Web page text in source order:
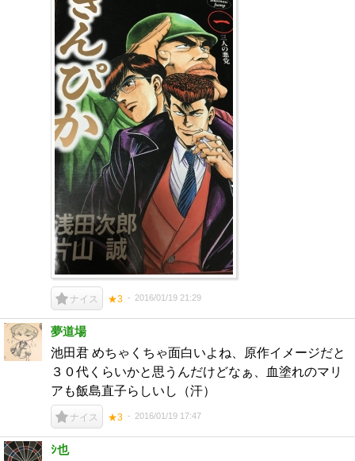
ナイス ★3 2016/01/19 21:29
夢道場
池田君 めちゃくちゃ面白いよね、原作イメージだと
３０代くらいかと思うんだけどなぁ、血塗れのマリ
アも飯島直子らしいし（汗）
ナイス ★3 2016/01/19 17:47
ｼ也